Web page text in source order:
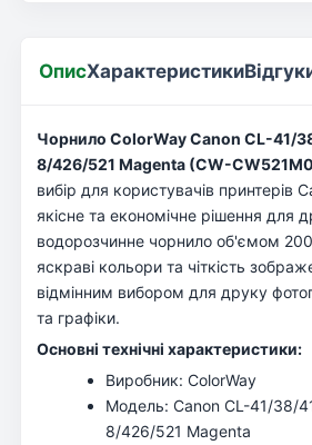
ОписХарактеристики
Чорнило ColorWay Canon CL-41/
8/426/521 Magenta (CW-
вибір для користувачів принтерів
якісне та економічне рішення для
водорозчинне чорнило об'ємом
яскраві кольори та чіткість
відмінним вибором для друку
та графіки.
Основні технічні характеристики:
Виробник: ColorWay
Модель: Canon CL-41/38/
8/426/521 Magenta